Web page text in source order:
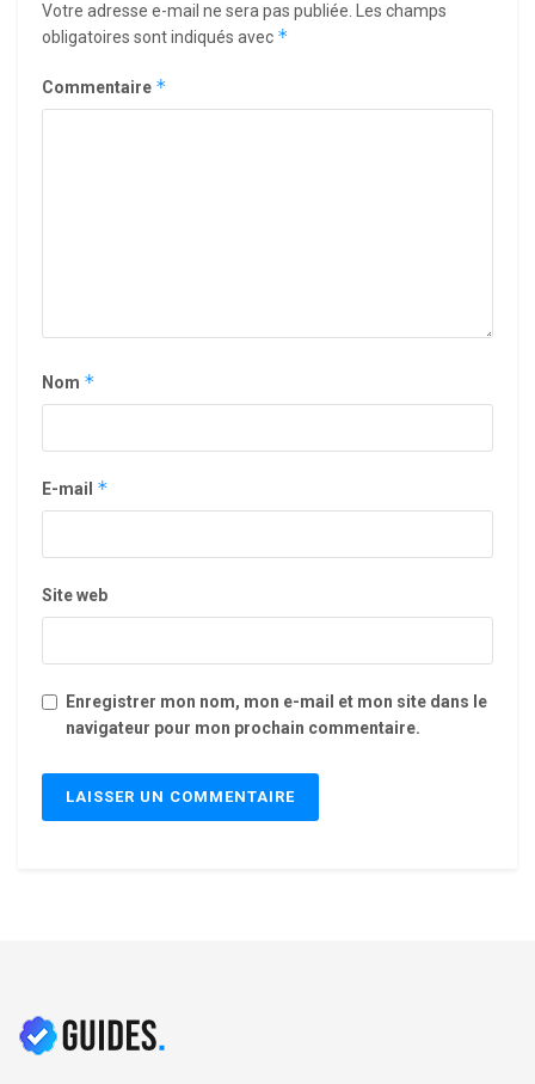
Votre adresse e-mail ne sera pas publiée. Les champs
obligatoires sont indiqués avec *
Commentaire *
Nom *
E-mail *
Site web
Enregistrer mon nom, mon e-mail et mon site dans le
navigateur pour mon prochain commentaire.